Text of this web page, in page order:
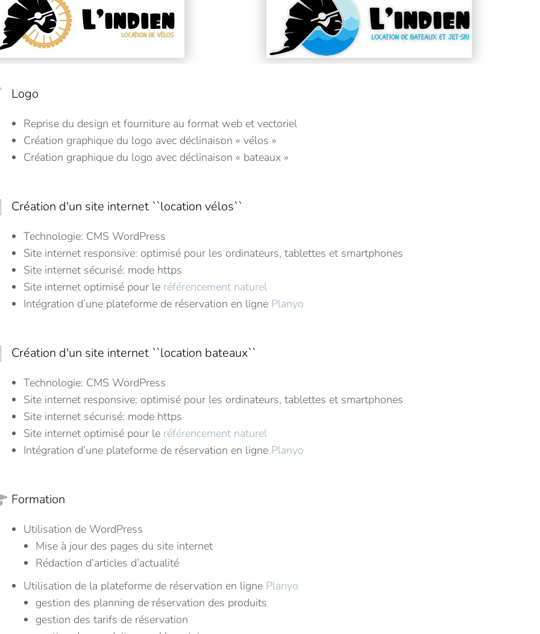
Logo
Reprise du design et fourniture au format web et vectoriel
Création graphique du logo avec déclinaison « vélos »
Création graphique du logo avec déclinaison « bateaux »
Création d'un site internet ``location vélos``
Technologie: CMS WordPress
Site internet responsive: optimisé pour les ordinateurs, tablettes et smartphones
Site internet sécurisé: mode https
Site internet optimisé pour le référencement naturel
Intégration d’une plateforme de réservation en ligne Planyo
Création d'un site internet ``location bateaux``
Technologie: CMS WordPress
Site internet responsive: optimisé pour les ordinateurs, tablettes et smartphones
Site internet sécurisé: mode https
Site internet optimisé pour le référencement naturel
Intégration d’une plateforme de réservation en ligne Planyo
Formation
Utilisation de WordPress
Mise à jour des pages du site internet
Rédaction d’articles d’actualité
Utilisation de la plateforme de réservation en ligne Planyo
gestion des planning de réservation des produits
gestion des tarifs de réservation